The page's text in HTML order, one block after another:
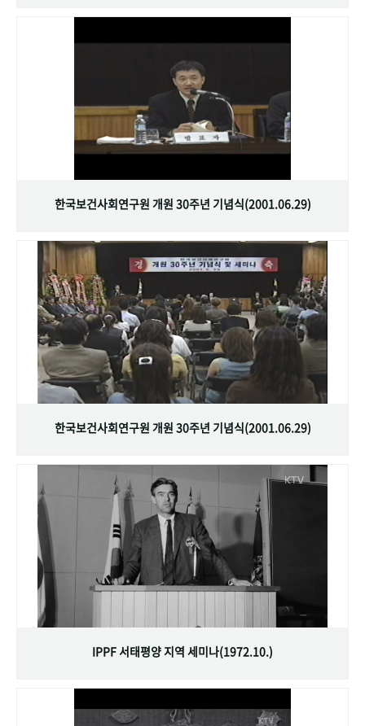
한국보건사회연구원 개원 30주년 기념식(2001.06.29)
한국보건사회연구원 개원 30주년 기념식(2001.06.29)
IPPF 서태평양 지역 세미나(1972.10.)